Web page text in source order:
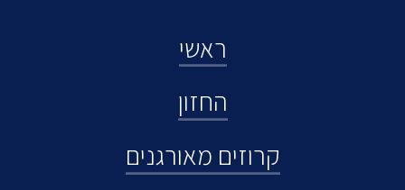
ראשי
החזון
קרוזים מאורגנים